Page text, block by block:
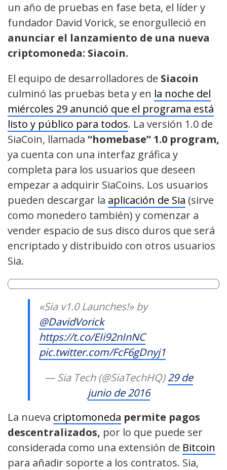
un año de pruebas en fase beta, el líder y
fundador David Vorick, se enorgulleció en
anunciar el lanzamiento de una nueva
criptomoneda: Siacoin.
El equipo de desarrolladores de Siacoin
culminó las pruebas beta y en la noche del
miércoles 29 anunció que el programa está
listo y público para todos. La versión 1.0 de
SiaCoin, llamada “homebase” 1.0 program,
ya cuenta con una interfaz gráfica y
completa para los usuarios que deseen
empezar a adquirir SiaCoins. Los usuarios
pueden descargar la aplicación de Sia (sirve
como monedero también) y comenzar a
vender espacio de sus disco duros que será
encriptado y distribuido con otros usuarios
Sia.
«Sia v1.0 Launches!» by
@DavidVorick
https://t.co/EIi92nInNC
pic.twitter.com/FcF6gDnyj1
— Sia Tech (@SiaTechHQ)29 de
junio de 2016
La nueva criptomoneda permite pagos
descentralizados, por lo que puede ser
considerada como una extensión de Bitcoin
para añadir soporte a los contratos. Sia,